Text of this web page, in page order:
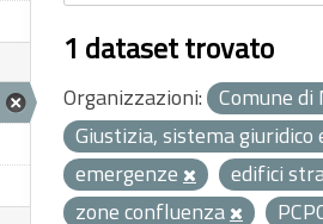
1 dataset trovato
Organizzazioni: Comune
Giustizia, sistema giuridico
emergenze
edifici
zone confluenza